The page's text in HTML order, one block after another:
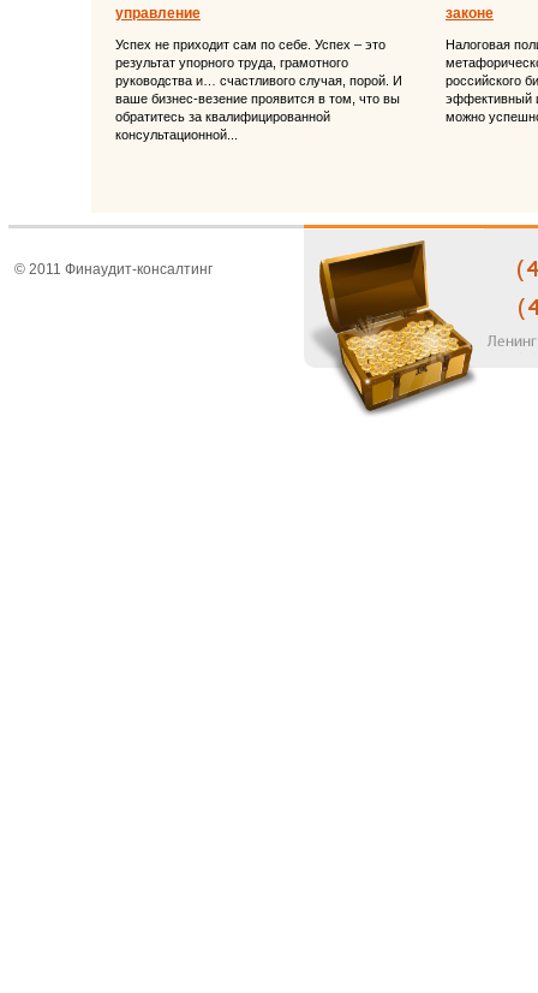
управление
Успех не приходит сам по себе. Успех – это
результат упорного труда, грамотного
руководства и… счастливого случая, порой. И
ваше бизнес-везение проявится в том, что вы
обратитесь за квалифицированной
консультационной...
законе
Налоговая
российского
эффективный
можно
© 2011 Финаудит-консалтинг